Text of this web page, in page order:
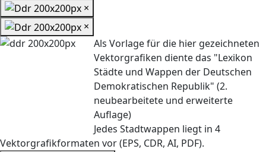
×
×
Als Vorlage für die hier gezeichneten
Vektorgrafiken diente das "Lexikon
Städte und Wappen der Deutschen
Demokratischen Republik" (2.
neubearbeitete und erweiterte
Auflage)
Jedes Stadtwappen liegt in 4
Vektorgrafikformaten vor (EPS, CDR, AI, PDF).